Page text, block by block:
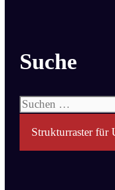
Suche
Suchen
Strukturraster für